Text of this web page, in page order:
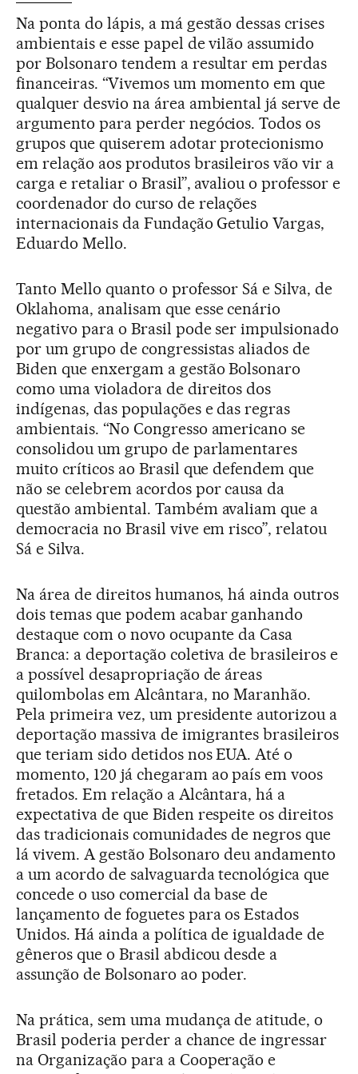
Na ponta do lápis, a má gestão dessas crises
ambientais e esse papel de vilão assumido
por Bolsonaro tendem a resultar em perdas
financeiras. “Vivemos um momento em que
qualquer desvio na área ambiental já serve de
argumento para perder negócios. Todos os
grupos que quiserem adotar protecionismo
em relação aos produtos brasileiros vão vir a
carga e retaliar o Brasil”, avaliou o professor e
coordenador do curso de relações
internacionais da Fundação Getulio Vargas,
Eduardo Mello.
Tanto Mello quanto o professor Sá e Silva, de
Oklahoma, analisam que esse cenário
negativo para o Brasil pode ser impulsionado
por um grupo de congressistas aliados de
Biden que enxergam a gestão Bolsonaro
como uma violadora de direitos dos
indígenas, das populações e das regras
ambientais. “No Congresso americano se
consolidou um grupo de parlamentares
muito críticos ao Brasil que defendem que
não se celebrem acordos por causa da
questão ambiental. Também avaliam que a
democracia no Brasil vive em risco”, relatou
Sá e Silva.
Na área de direitos humanos, há ainda outros
dois temas que podem acabar ganhando
destaque com o novo ocupante da Casa
Branca: a deportação coletiva de brasileiros e
a possível desapropriação de áreas
quilombolas em Alcântara, no Maranhão.
Pela primeira vez, um presidente autorizou a
deportação massiva de imigrantes brasileiros
que teriam sido detidos nos EUA. Até o
momento, 120 já chegaram ao país em voos
fretados. Em relação a Alcântara, há a
expectativa de que Biden respeite os direitos
das tradicionais comunidades de negros que
lá vivem. A gestão Bolsonaro deu andamento
a um acordo de salvaguarda tecnológica que
concede o uso comercial da base de
lançamento de foguetes para os Estados
Unidos. Há ainda a política de igualdade de
gêneros que o Brasil abdicou desde a
assunção de Bolsonaro ao poder.
Na prática, sem uma mudança de atitude, o
Brasil poderia perder a chance de ingressar
na Organização para a Cooperação e